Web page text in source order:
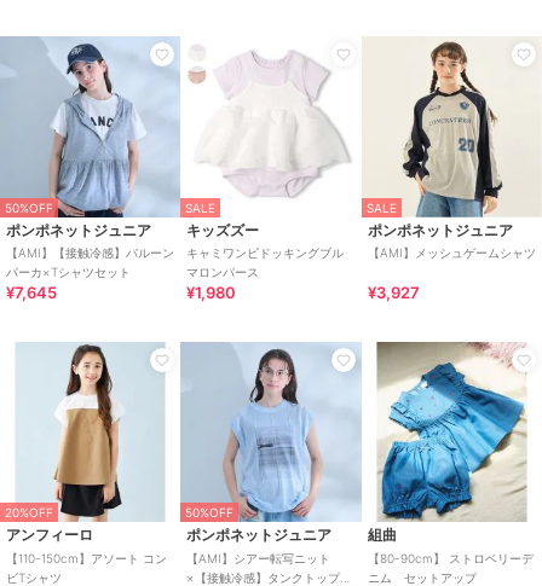
50%OFF
ポンポネットジュニア
【AMI】【接触冷感】バルーン
パーカ×Tシャツセット
¥7,645
SALE
キッズズー
キャミワンピドッキングブル
マロンパース
¥1,980
SALE
ポンポネットジュニア
【AMI】メッシュゲームシャツ
¥3,927
20%OFF
アンフィーロ
【110-150cm】アソート コン
ビTシャツ
50%OFF
ポンポネットジュニア
【AMI】シアー転写ニット
×【接触冷感】タンクトップセ
組曲
【80-90cm】 ストロベリーデ
ニム セットアップ